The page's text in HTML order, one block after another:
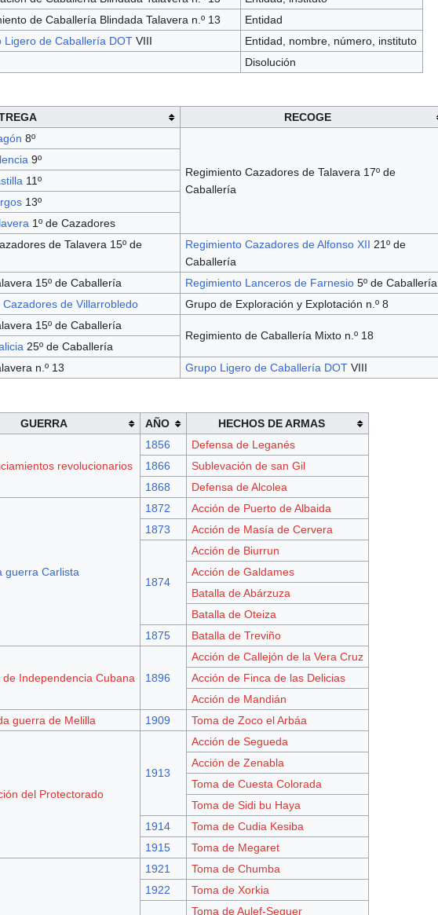
de Caballería Blindada Talavera n.º 13
Entidad
Ligero de Caballería DOT VIII
Entidad, nombre, número, instituto
Disolución
RECOGE
8º
Regimiento Cazadores de Talavera 17º de
Caballería
9º
11º
13º
1º de Cazadores
de Talavera 15º de
Regimiento Cazadores de Alfonso XII 21º de
Caballería
15º de Caballería Regimiento Lanceros de Farnesio5º de Caballería
Cazadores de Villarrobledo Grupo de Exploración y Explotación n.º 8
15º de Caballería
Regimiento de Caballería Mixto n.º 18
25º de Caballería
n.º 13 Grupo Ligero de Caballería DOTVIII
GUERRA AÑO HECHOS DE ARMAS
revolucionarios
1856
Defensa de Leganés
1866
Sublevación de san Gil
1868
Defensa de Alcolea
guerra Carlista
1872
Acción de Puerto de Albaida
1873
Acción de Masía de Cervera
1874
Acción de Biurrun
Acción de Galdames
Batalla de Abárzuza
Batalla de Oteiza
1875
Batalla de Treviño
de Independencia Cubana 1896
Acción de Callejón de la Vera Cruz
Acción de Finca de las Delicias
Acción de Mandián
guerra de Melilla
1909 Toma de Zoco el Arbáa
del Protectorado
1913
Acción de Segueda
Acción de Zenabla
Toma de Cuesta Colorada
Toma de Sidi bu Haya
1914
Toma de Cudia Kesiba
1915
Toma de Megaret
1921
Toma de Chumba
1922
Toma de Xorkia
Toma de Aulef-Seguer